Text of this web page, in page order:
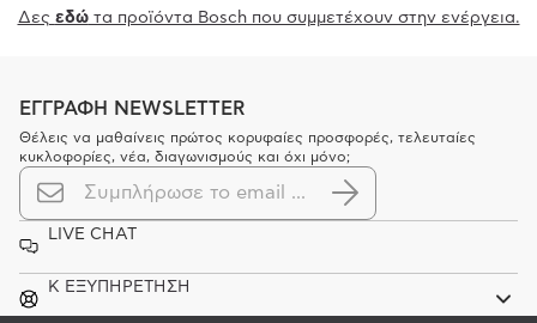
Δες εδώτα προϊόντα Bosch που συμμετέχουν στην ενέργεια.
ΕΓΓΡΑΦΗ NEWSLETTER
Θέλεις να μαθαίνεις πρώτος κορυφαίες προσφορές, τελευταίες
κυκλοφορίες, νέα, διαγωνισμούς και όχι μόνο;
LIVE CHAT
K ΕΞΥΠΗΡΕΤΗΣΗ